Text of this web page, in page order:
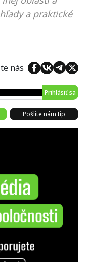
a praktické
nás
Prihlásiť sa
Pošlite nám tip